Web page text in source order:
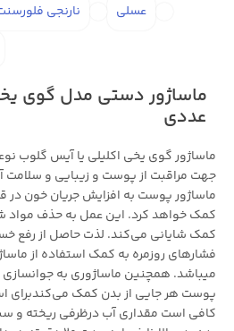
عسلی
نارنجی
عددی
ماساژور گوی یخی اکلیلی یا آیس گلوب
جهت مراقبت از پوست و زیبایی و سلامت
ماساژور پوست به افزایش جریان خون
کمک خواهد کرد. این عمل به حذف مواد
کمک شایانی می‌کند. لذت حاصل از رفع
میباشد. همچنین ماساژوری به جوانسازی
پوست هر جایی از بدن کمک می‌کندبرای
کافی است مقداری آب درظرفی ریخته و